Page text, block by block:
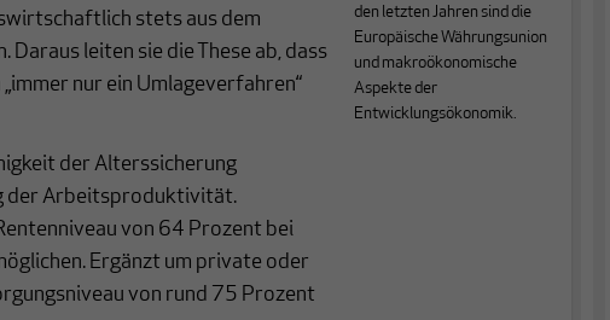
stets aus dem
leiten sie die These ab, dass
nur ein Umlageverfahren“
der Alterssicherung
der Arbeitsproduktivität.
von 64 Prozent bei
Ergänzt um private oder
von rund 75 Prozent
den letzten Jahren sind die
Europäische Währungsunion
und makroökonomische
Aspekte der
Entwicklungsökonomik.